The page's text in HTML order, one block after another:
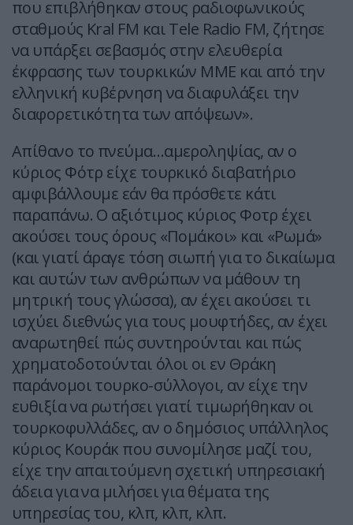
που επιβλήθηκαν στους ραδιοφωνικούς
σταθμούς Kral FM και Tele Radio FM, ζήτησε
να υπάρξει σεβασμός στην ελευθερία
έκφρασης των τουρκικών ΜΜΕ και από την
ελληνική κυβέρνηση να διαφυλάξει την
διαφορετικότητα των απόψεων».
Απίθανο το πνεύμα…αμεροληψίας, αν ο
κύριος Φότρ είχε τουρκικό διαβατήριο
αμφιβάλλουμε εάν θα πρόσθετε κάτι
παραπάνω. Ο αξιότιμος κύριος Φοτρ έχει
ακούσει τους όρους «Πομάκοι» και «Ρωμά»
(και γιατί άραγε τόση σιωπή για το δικαίωμα
και αυτών των ανθρώπων να μάθουν τη
μητρική τους γλώσσα), αν έχει ακούσει τι
ισχύει διεθνώς για τους μουφτήδες, αν έχει
αναρωτηθεί πώς συντηρούνται και πώς
χρηματοδοτούνται όλοι οι εν Θράκη
παράνομοι τουρκο-σύλλογοι, αν είχε την
ευθιξία να ρωτήσει γιατί τιμωρήθηκαν οι
τουρκοφυλλάδες, αν ο δημόσιος υπάλληλος
κύριος Κουράκ που συνομίλησε μαζί του,
είχε την απαιτούμενη σχετική υπηρεσιακή
άδεια για να μιλήσει για θέματα της
υπηρεσίας του, κλπ, κλπ, κλπ.